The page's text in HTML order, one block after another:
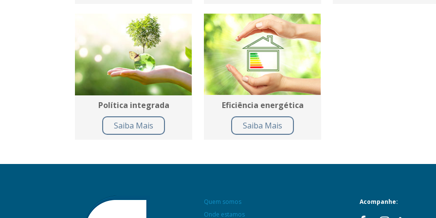
Política integrada
Saiba Mais
Eficiência energética
Saiba Mais
Quem somos
Onde estamos
Acompanhe: